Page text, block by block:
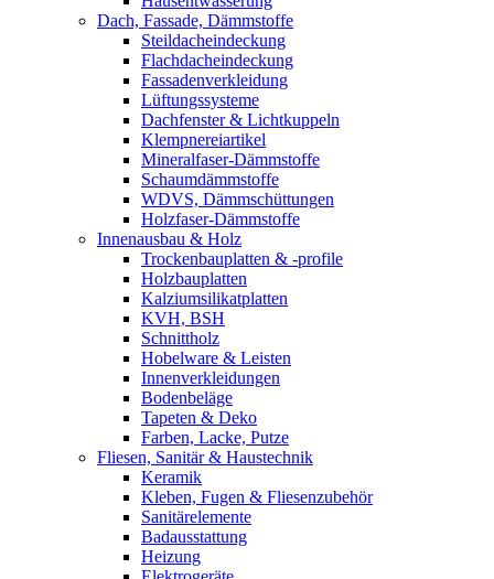
Dach, Fassade, Dämmstoffe
Steildacheindeckung
Flachdacheindeckung
Fassadenverkleidung
Lüftungssysteme
Dachfenster & Lichtkuppeln
Klempnereiartikel
Mineralfaser-Dämmstoffe
Schaumdämmstoffe
WDVS, Dämmschüttungen
Holzfaser-Dämmstoffe
Innenausbau & Holz
Trockenbauplatten & -profile
Holzbauplatten
Kalziumsilikatplatten
KVH, BSH
Schnittholz
Hobelware & Leisten
Innenverkleidungen
Bodenbeläge
Tapeten & Deko
Farben, Lacke, Putze
Fliesen, Sanitär & Haustechnik
Keramik
Kleben, Fugen & Fliesenzubehör
Sanitärelemente
Badausstattung
Heizung